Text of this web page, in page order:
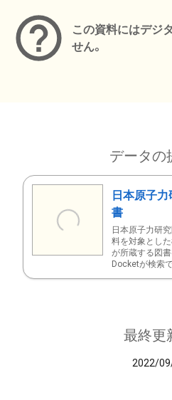
この資料にはデジ
せん。
データの
日本原子
書
日本原子力研
料を対象とし
が所蔵する図書
Docketが検索で
最終更
2022/